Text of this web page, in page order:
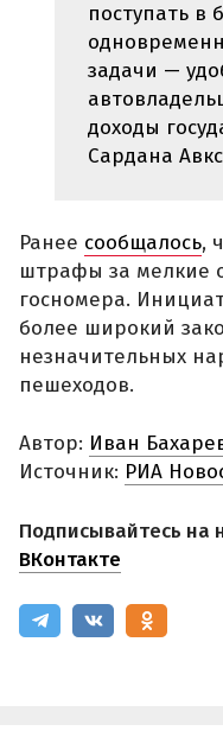
поступать в
задачи —
доходы
Сардана
Ранее сообщалось,
штрафы за мелкие
госномера.
более широкий
незначительных
пешеходов.
Автор: Иван
Источник: РИА
Подписывайтесь на
ВКонтакте